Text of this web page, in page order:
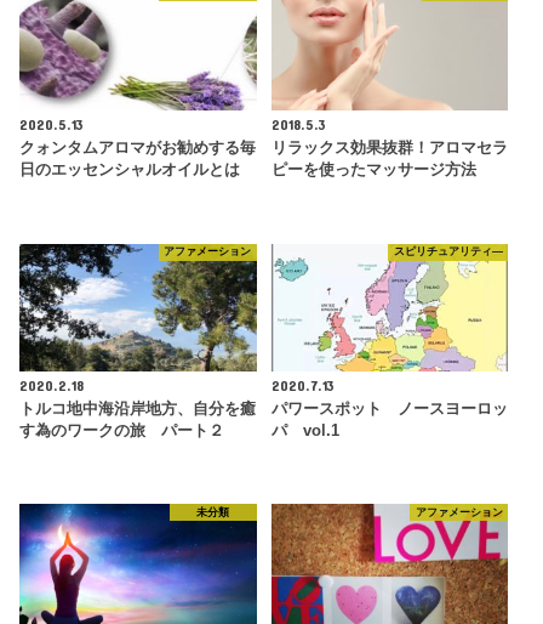
2020.5.13
クォンタムアロマがお勧めする毎
日のエッセンシャルオイルとは
2018.5.3
リラックス効果抜群！アロマセラ
ピーを使ったマッサージ方法
アファメーション
2020.2.18
トルコ地中海沿岸地方、自分を癒
す為のワークの旅 パート２
スピリチュアリティ―
2020.7.13
パワースポット ノースヨーロッ
パ vol.1
未分類 アファメーション